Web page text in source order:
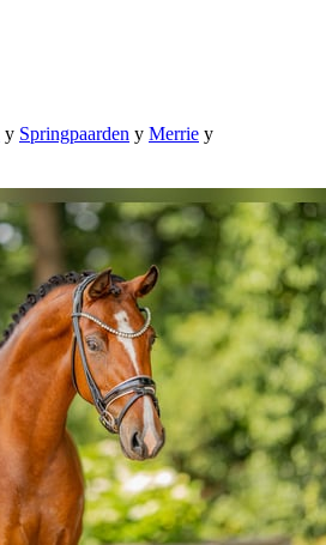
y Springpaarden y Merrie y